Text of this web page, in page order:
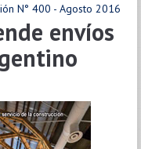
N° 400 - Agosto 2016
envíos